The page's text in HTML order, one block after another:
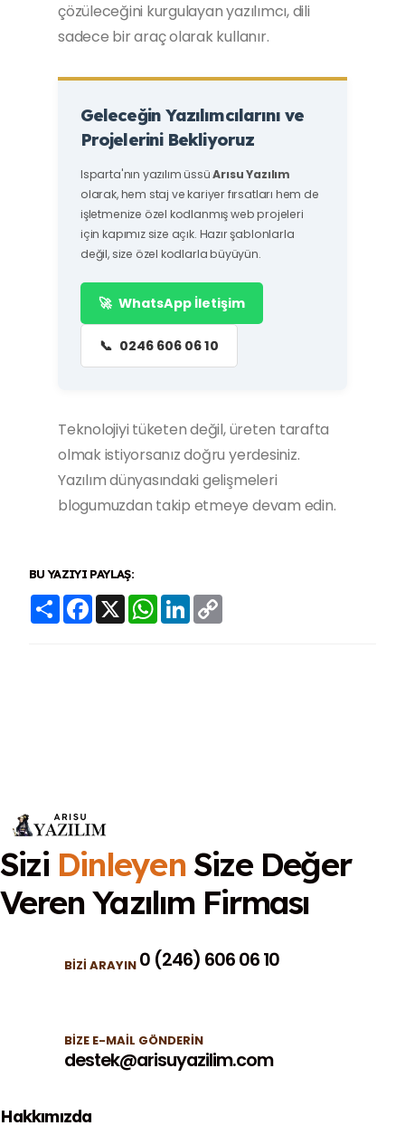
çözüleceğini kurgulayan yazılımcı, dili
sadece bir araç olarak kullanır.
Geleceğin Yazılımcılarını ve
Projelerini Bekliyoruz
Isparta'nın yazılım üssüArısu Yazılım
olarak, hem staj ve kariyer fırsatları hem de
işletmenize özel kodlanmış web projeleri
için kapımız size açık. Hazır şablonlarla
değil, size özel kodlarla büyüyün.
🚀 WhatsApp İletişim
📞 0246 606 06 10
Teknolojiyi tüketen değil, üreten tarafta
olmak istiyorsanız doğru yerdesiniz.
Yazılım dünyasındaki gelişmeleri
blogumuzdan takip etmeye devam edin.
BU YAZIYI PAYLAŞ:
Share Facebook
X WhatsApp
LinkedIn
Sizi DinleyenSize Değer
VerenYazılım Firması
BIZI ARAYIN 0 (246) 606 06 10
BIZE E-MAIL GÖNDERIN
destek@arisuyazilim.com
Hakkımızda